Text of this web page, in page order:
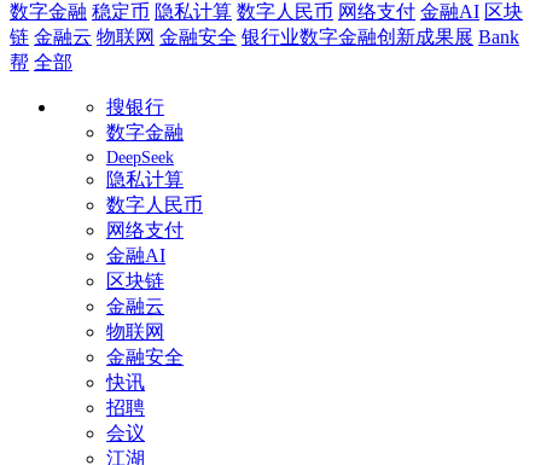
数字金融 稳定币 隐私计算 数字人民币 网络支付 金融AI 区块
链 金融云 物联网 金融安全 银行业数字金融创新成果展 Bank
帮 全部
搜银行
数字金融
DeepSeek
隐私计算
数字人民币
网络支付
金融AI
区块链
金融云
物联网
金融安全
快讯
招聘
会议
江湖